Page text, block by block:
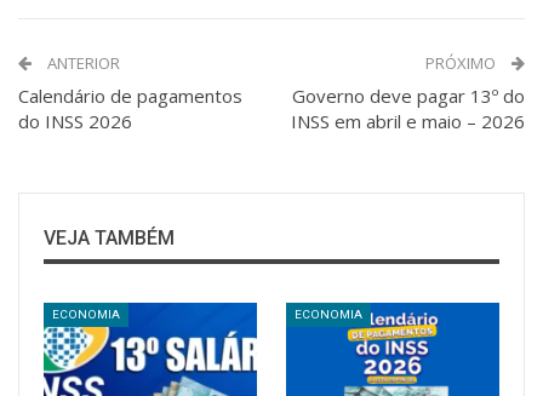
ANTERIOR
Calendário de pagamentos
do INSS 2026
PRÓXIMO
Governo deve pagar 13º do
INSS em abril e maio – 2026
VEJA TAMBÉM
ECONOMIA ECONOMIA